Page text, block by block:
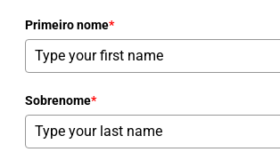
Primeiro nome*
Sobrenome*